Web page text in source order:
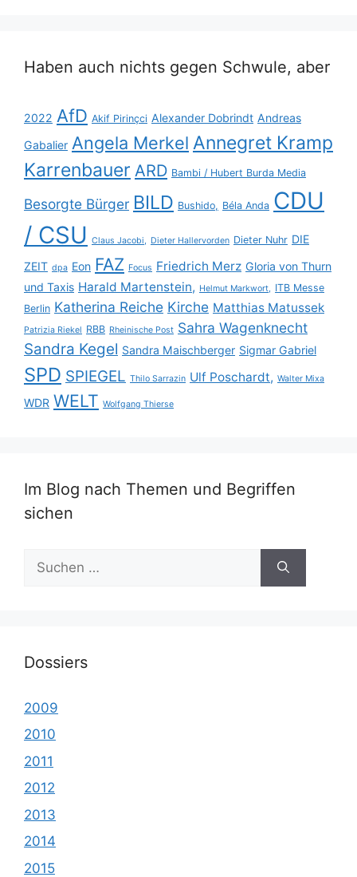
Haben auch nichts gegen Schwule, aber
2022 AfD Akif Pirinçci Alexander Dobrindt Andreas
Gabalier Angela Merkel Annegret Kramp
Karrenbauer ARD Bambi / Hubert Burda Media
Besorgte Bürger BILD Bushido, Béla Anda CDU
/ CSU Claus Jacobi, Dieter Hallervorden Dieter Nuhr DIE
ZEIT dpa Eon FAZ Focus Friedrich Merz Gloria von Thurn
und Taxis Harald Martenstein, Helmut Markwort, ITB Messe
Berlin Katherina Reiche Kirche Matthias Matussek
Patrizia Riekel RBB Rheinische Post Sahra Wagenknecht
Sandra Kegel Sandra Maischberger Sigmar Gabriel
SPD SPIEGEL Thilo Sarrazin Ulf Poschardt, Walter Mixa
WDR WELT Wolfgang Thierse
Im Blog nach Themen und Begriffen
sichen
nach:
Dossiers
2009
2010
2011
2012
2013
2014
2015